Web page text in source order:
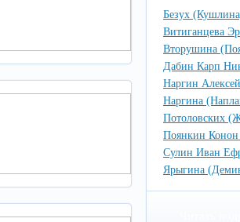
Безух
Витиганцева
Вторушина
Дабин Карп
Наргин
Наргина
Потоловских
Поянкин
Сулин Иван
Ярыгина